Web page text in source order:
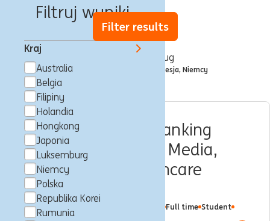
Filtruj wyniki
Kraj
Australia
Belgia
Filipiny
Holandia
Hongkong
Japonia
Luksemburg
Niemcy
Polska
Republika Korei
Rumunia
Filter results
Filtrowane według
xCity: Frankfurt nad Menem, Hesja, Niemcy
Intern Wholesale Banking
Sector Technology, Media,
Telecom and Healthcare
(f/m/x)
Frankfurt nad Menem, Niemcy Full time Student
ING Bank